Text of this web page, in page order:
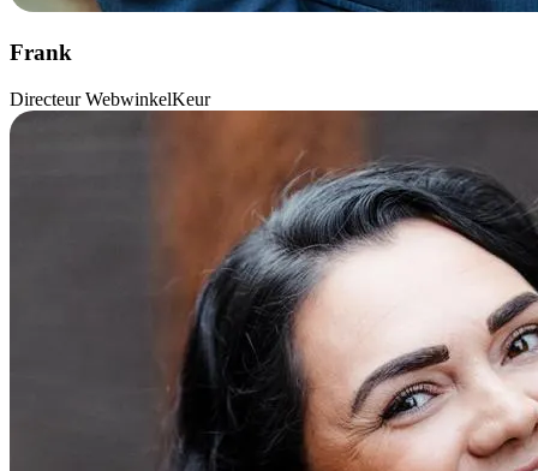
Frank
Directeur WebwinkelKeur